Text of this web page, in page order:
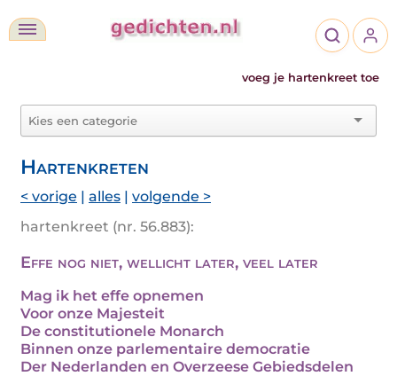
voeg je hartenkreet toe
Hartenkreten
< vorige | alles | volgende >
hartenkreet (nr. 56.883):
Effe nog niet, wellicht later, veel later
Mag ik het effe opnemen
Voor onze Majesteit
De constitutionele Monarch
Binnen onze parlementaire democratie
Der Nederlanden en Overzeese Gebiedsdelen